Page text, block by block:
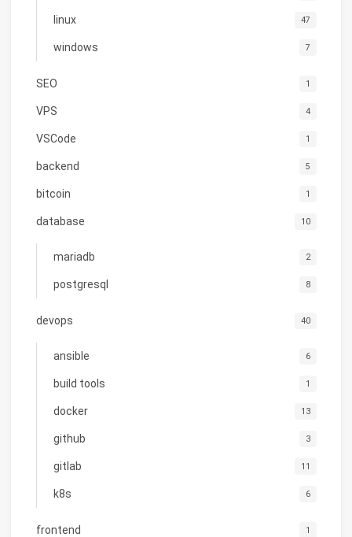
linux 47
windows 7
SEO 1
VPS 4
VSCode 1
backend 5
bitcoin 1
database 10
mariadb 2
postgresql 8
devops 40
ansible 6
build tools 1
docker 13
github 3
gitlab 11
k8s 6
frontend 1